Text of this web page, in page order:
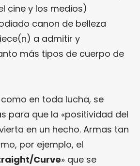
cine y los medios)
canon de belleza
a admitir y
más tipos de cuerpo de
en toda lucha, se
para que la «positividad del
en un hecho. Armas tan
por ejemplo, el
Curve» que se